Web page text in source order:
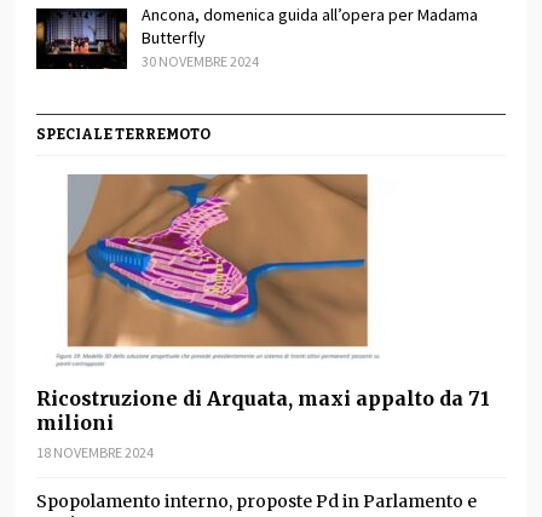
Ancona, domenica guida all’opera per Madama
Butterfly
30 NOVEMBRE 2024
SPECIALE TERREMOTO
Ricostruzione di Arquata, maxi appalto da 71
milioni
18 NOVEMBRE 2024
Spopolamento interno, proposte Pd in Parlamento e